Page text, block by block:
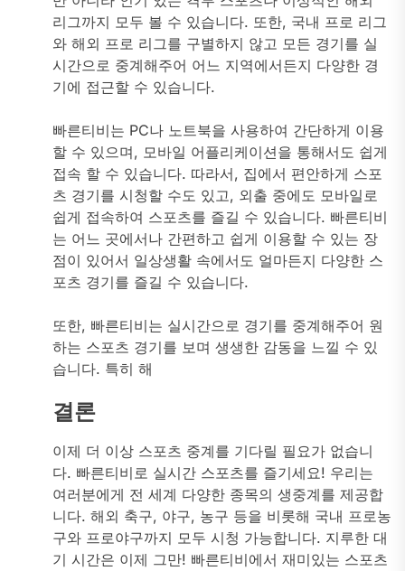
리그까지 모두 볼 수 있습니다. 또한, 국내 프로 리그
와 해외 프로 리그를 구별하지 않고 모든 경기를 실
시간으로 중계해주어 어느 지역에서든지 다양한 경
기에 접근할 수 있습니다.
빠른티비는 PC나 노트북을 사용하여 간단하게 이용
할 수 있으며, 모바일 어플리케이션을 통해서도 쉽게
접속 할 수 있습니다. 따라서, 집에서 편안하게 스포
츠 경기를 시청할 수도 있고, 외출 중에도 모바일로
쉽게 접속하여 스포츠를 즐길 수 있습니다. 빠른티비
는 어느 곳에서나 간편하고 쉽게 이용할 수 있는 장
점이 있어서 일상생활 속에서도 얼마든지 다양한 스
포츠 경기를 즐길 수 있습니다.
또한, 빠른티비는 실시간으로 경기를 중계해주어 원
하는 스포츠 경기를 보며 생생한 감동을 느낄 수 있
습니다. 특히 해
결론
이제 더 이상 스포츠 중계를 기다릴 필요가 없습니
다. 빠른티비로 실시간 스포츠를 즐기세요! 우리는
여러분에게 전 세계 다양한 종목의 생중계를 제공합
니다. 해외 축구, 야구, 농구 등을 비롯해 국내 프로농
구와 프로야구까지 모두 시청 가능합니다. 지루한 대
기 시간은 이제 그만! 빠른티비에서 재미있는 스포츠